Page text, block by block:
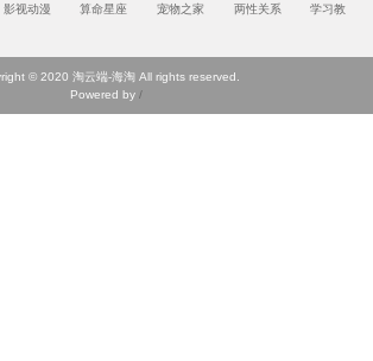
影视动漫 算命星座 宠物之家 两性关系
学习教
© 2020 淘云端-海淘 All rights reserved.
Powered by/